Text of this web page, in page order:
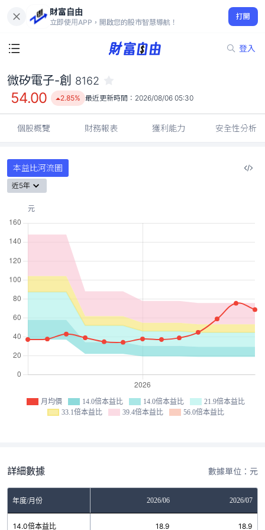
財富自由
立即使用APP，開啟您的股市智慧導航！
打開
登入
54.00
2.85%
微矽電子-創 8162
54.00 2.85% 最近更新時間： 2026/08/06 05:30
個股概覽 財務報表 獲利能力 安全性分析
本益比河流圖
近5年
月均價 14.0倍本益比 14.0倍本益比
21.9倍本益比
33.1倍本益比
39.4倍本益比 56.0倍本益比
詳細數據 數據單位：元
年度/月份 2026/06 2026/07
14.0倍本益比 18.9 18.9